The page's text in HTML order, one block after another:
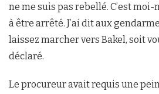
ne me suis pas rebellé. C’est
à être arrêté. J’ai dit aux
laissez marcher vers Bakel, soit
déclaré.
Le procureur avait requis une